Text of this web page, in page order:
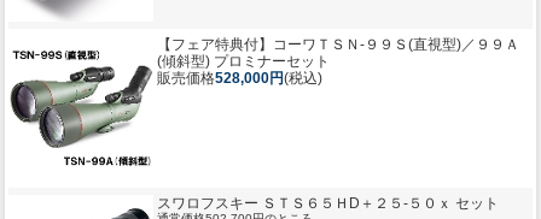
【フェア特典付】コーワＴＳＮ-９９Ｓ(直視型)／９９Ａ
(傾斜型) プロミナーセット
販売価格528,000円(税込)
スワロフスキー ＳＴＳ６５ＨD＋２５-５０ｘ セット